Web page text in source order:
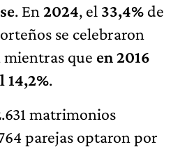
. En 2024, el 33,4% de
se celebraron
mientras que en 2016
14,2%.
matrimonios
parejas optaron por